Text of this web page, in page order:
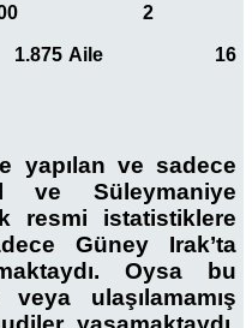
2
Aile 16
yapılan ve sadece
ve Süleymaniye
resmi istatistiklere
Güney Irak’ta
Oysa bu
veya ulaşılamamış